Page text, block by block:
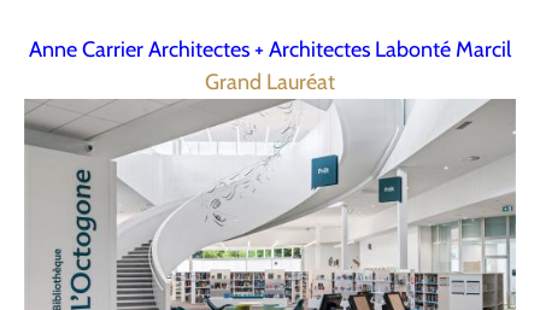
Anne Carrier Architectes + Architectes Labonté Marcil
Grand Lauréat